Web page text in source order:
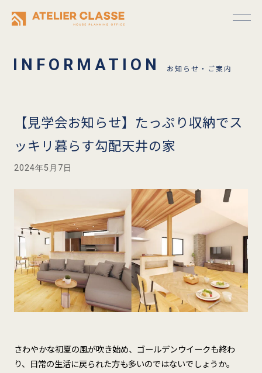
お知らせ・ご案内
【見学会お知らせ】たっぷり収納でス
ッキリ暮らす勾配天井の家
2024年5月7日
さわやかな初夏の風が吹き始め、ゴールデンウイークも終わ
り、日常の生活に戻られた方も多いのではないでしょうか。